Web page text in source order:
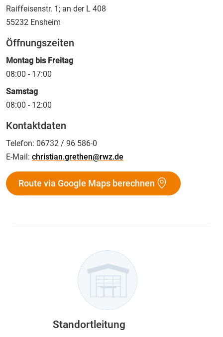
Raiffeisenstr. 1; an der L 408
55232 Ensheim
Öffnungszeiten
Montag bis Freitag
08:00 - 17:00
Samstag
08:00 - 12:00
Kontaktdaten
Telefon: 06732 / 96 586-0
E-Mail: christian.grethen@rwz.de
Route via Google Maps berechnen
Standortleitung